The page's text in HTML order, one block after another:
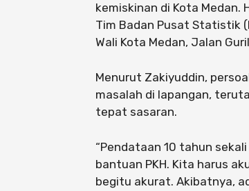
kemiskinan di Kota Medan.
Tim Badan Pusat Statistik
Wali Kota Medan, Jalan
Menurut Zakiyuddin,
masalah di lapangan,
tepat sasaran.
“Pendataan 10 tahun
bantuan PKH. Kita harus
begitu akurat. Akibatnya,